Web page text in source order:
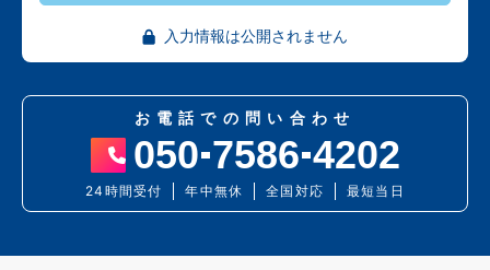
入力情報は公開されません
お電話での問い合わせ
050 7586 4202
24時間受付 年中無休 全国対応 最短当日